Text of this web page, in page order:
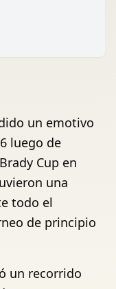
un emotivo
luego de
Cup en
una
todo el
de principio
un recorrido